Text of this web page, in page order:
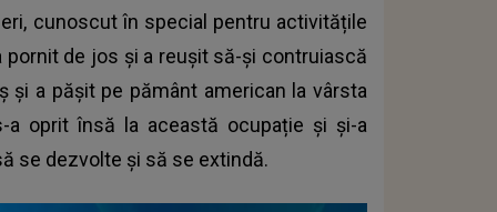
cunoscut în special pentru activitățile
pornit de jos și a reușit să-și contruiască
și a pășit pe pământ american la vârsta
oprit însă la această ocupație și și-a
se dezvolte și să se extindă.